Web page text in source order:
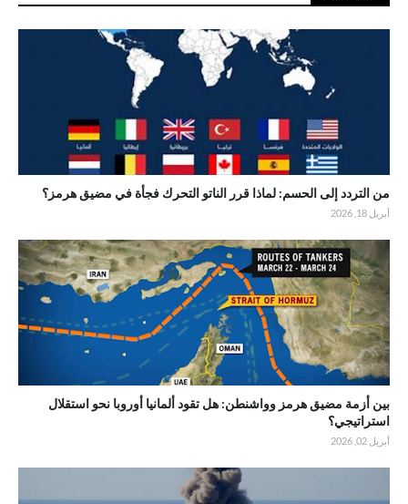
من التردد إلى الحسم: لماذا قرر الناتو التحرك فجأة في مضيق هرمز؟
أبريل 18, 2026
بين أزمة مضيق هرمز وواشنطن: هل تقود ألمانيا أوروبا نحو استقلال
استراتيجي؟
أبريل 02, 2026